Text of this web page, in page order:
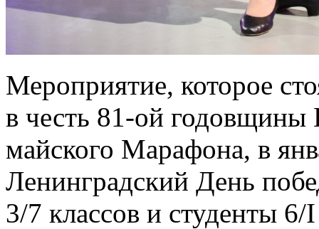
Мероприятие, которое
в честь 81-ой
майского Марафона, в
Ленинградский День
3/7 классов и студенты